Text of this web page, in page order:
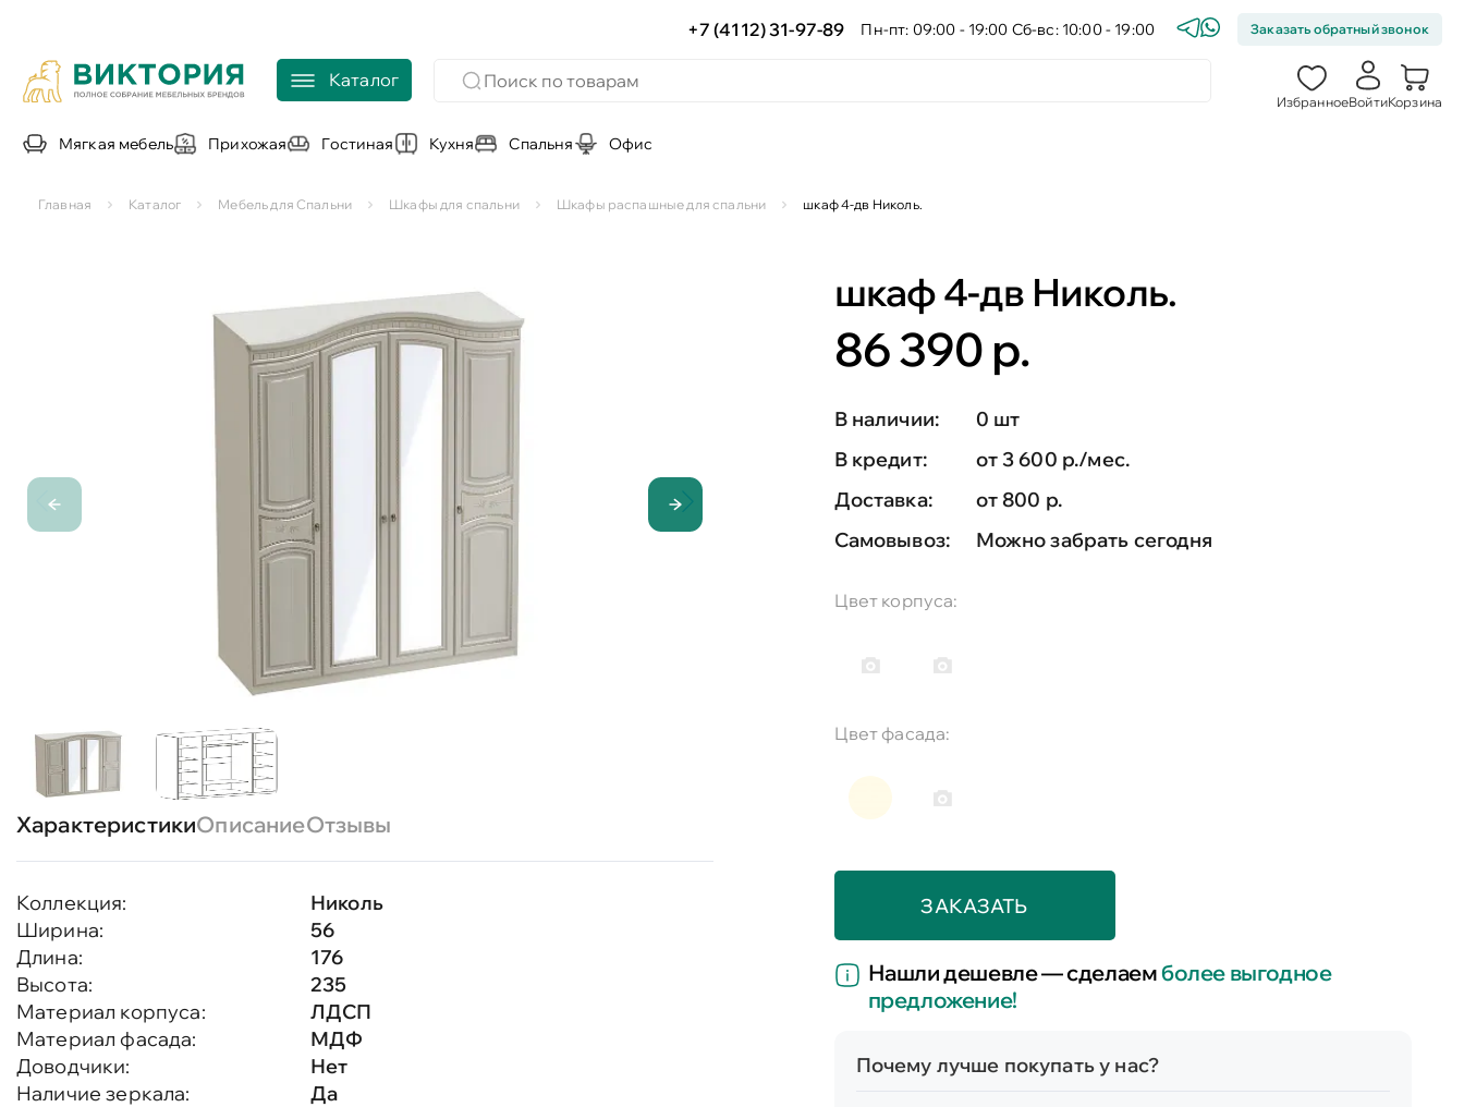
+7 (4112) 31-97-89 Пн-пт: 09:00 - 19:00 Сб-вс: 10:00 - 19:00 Заказать обратный звонок
Каталог
ИзбранноеВойтиКорзина
Мягкая мебель Прихожая Гостиная Кухня Спальня Офис
Главная Каталог Мебель для Спальни Шкафы для спальни Шкафы распашные для спальни шкаф 4-дв Николь.
ХарактеристикиОписаниеОтзывы
Коллекция:
Николь
Ширина:
56
Длина:
176
Высота:
235
Материал корпуса:
ЛДСП
Материал фасада:
МДФ
Доводчики:
Нет
Наличие зеркала:
Да
шкаф 4-дв Николь.
86 390 р.
В наличии:
0 шт
В кредит:
от 3 600 р./мес.
Доставка:
от 800 р.
Самовывоз:
Можно забрать сегодня
Цвет корпуса:
Цвет фасада:
ЗАКАЗАТЬ
Нашли дешевле — сделаемболее выгодное
предложение!
Почему лучше покупать у нас?